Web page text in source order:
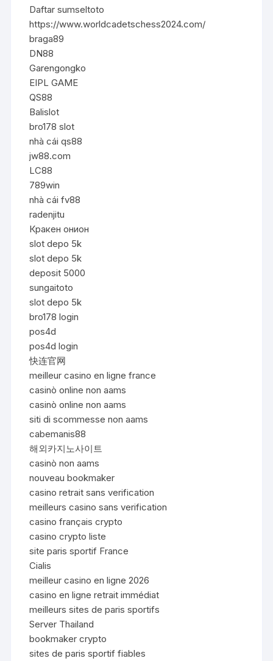
Daftar sumseltoto
https://www.worldcadetschess2024.com/
braga89
DN88
Garengongko
EIPL GAME
QS88
Balislot
bro178 slot
nhà cái qs88
jw88.com
LC88
789win
nhà cái fv88
radenjitu
Кракен онион
slot depo 5k
slot depo 5k
deposit 5000
sungaitoto
slot depo 5k
bro178 login
pos4d
pos4d login
快连官网
meilleur casino en ligne france
casinò online non aams
casinò online non aams
siti di scommesse non aams
cabemanis88
해외카지노사이트
casinò non aams
nouveau bookmaker
casino retrait sans verification
meilleurs casino sans verification
casino français crypto
casino crypto liste
site paris sportif France
Cialis
meilleur casino en ligne 2026
casino en ligne retrait immédiat
meilleurs sites de paris sportifs
Server Thailand
bookmaker crypto
sites de paris sportif fiables